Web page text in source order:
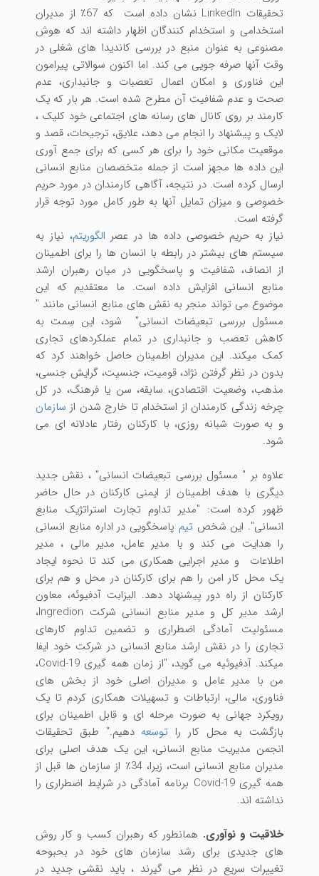
تحقیقات LinkedIn نشان داده است که 67٪ از مدیران
استخدامی و استخدام کنندگان اظهار داشته اند که هوش
مصنوعی به عنوان منبع در بررسی کاندیدا های شغلی در
وقت آنها صرفه جویی می کند. اما اکنون سوالاتی پیرامون
این فناوری و امکان اعمال تعصبات و جانبداری، عدم
صحت و عدم شفافیت آن مطرح شده است. هر بار که یک
کارمند بر روی کانال های رسانه های اجتماعی خود کلیک ،
لایک و پیشنهاد را انجام می دهد، علایق، ترجیحات، قصد و
موقعیت مکانی خود را برای هر کسی که برای جمع آوری
این داده ها مجهز است از جمله متخصصان منابع انسانی
ارسال کرده است. در نتیجه، آگاهی کارمندان در مورد حریم
خصوصی و میزان تمایل آنها به طور کامل مورد توجه قرار
گرفته است.
نیاز به حریم خصوصی داده ها در عصر الگوریتم، نیاز به
سیستم های بیشتر در رابطه با انسان ها را برای اطمینان
از انصاف، شفافیت و پاسخگویی در میان رهبران ارشد
منابع انسانی افزایش داده است. ما معتقدیم که این
موضوع می تواند منجر به نقش های منابع انسانی مانند "
مسئول بررسی تبعیضات انسانی" شود، این سِمت به
کاهش تعصب و جانبداری در تمام عملکردهای تجاری
کمک میکند. این مدیران اطمینان حاصل خواهند کرد که
بدون در نظر گرفتن نژاد، قومیت، جنسیت، گرایش جنسی،
مذهب، وضعیت اقتصادی، سابقه، سن یا فرهنگ، در کل
چرخه زندگی کارمندان از استخدام تا خارج شدن از سازمان
و به صورت شبانه روزی، با کارکنان رفتار عادلانه ای می
شود.
علاوه بر " مسئول بررسی تبعیضات انسانی" ، نقش جدید
دیگری با هدف اطمینان از ایمنی کارکنان در حال حاضر
ظهور کرده است: "مدیر تداوم تجارت استراتژیک منابع
انسانی". این شخص تیم پاسخگویی در اداره منابع انسانی
را هدایت می کند و با مدیر عامل، مدیر مالی ، مدیر
اطلاعات و مدیر اجرایی همکاری می کند تا نحوه ایجاد
یک محل کار امن را هم برای کارکنان در محل و هم برای
کارکنان از راه دور پیشنهاد دهد. الیزابت آدفیوئه، معاون
ارشد مدیر کل و مدیر منابع انسانی شرکت Ingredion،
مسئولیت آمادگی اضطراری و تضمین تداوم کارهای
تجاری را در نقش ارشد منابع انسانی در شرکت خود ایفا
میکند. آدفیوئیه می گوید، "از زمان همه گیری Covid-19،
من با مدیر عامل و مدیران اصلی خود از بخش های
فناوری، مالی، ارتباطات و تسهیلات همکاری کردم تا یک
رویکرد جهانی به صورت مرحله ای و قابل اطمینان برای
بازگشت به محل کار را توسعهدهیم." طبق تحقیقات
انجمن مدیریت منابع انسانی، این یک هدف اصلی برای
مدیران منابع انسانی است، زیرا، 34٪ از سازمان ها قبل از
همه گیری Covid-19 برنامه آمادگی در شرایط اضطراری را
نداشته اند.
خلاقیت و نوآوری. همانطور که رهبران کسب و کار روش
های جدیدی برای رشد سازمان های خود در بحبوحه
تغییرات سریع در نظر می گیرند ، باید نقشی جدید در